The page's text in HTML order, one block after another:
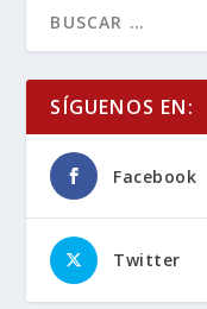
SÍGUENOS EN:
Facebook
Twitter